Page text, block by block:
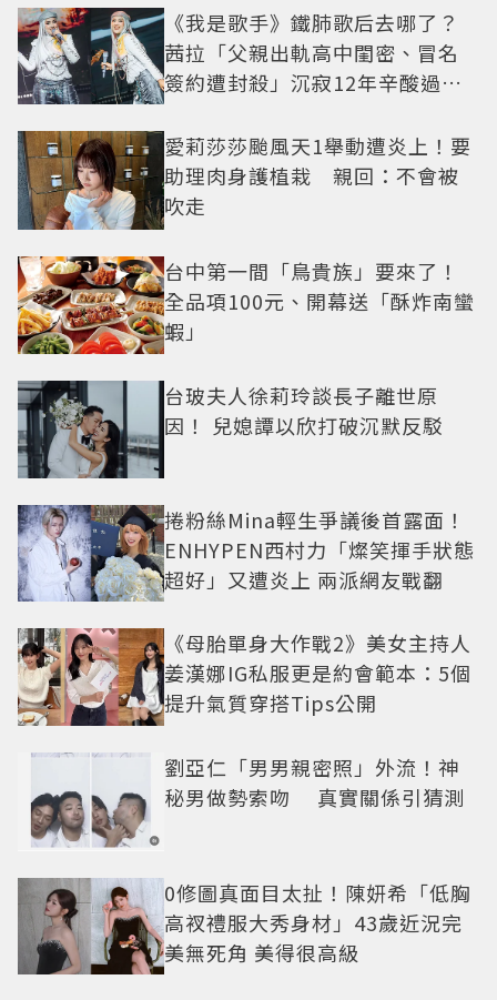
《我是歌手》鐵肺歌后去哪了？
茜拉「父親出軌高中閨密、冒名
簽約遭封殺」沉寂12年辛酸過往
愛莉莎莎颱風天1舉動遭炎上！要
助理肉身護植栽 親回：不會被
吹走
台中第一間「鳥貴族」要來了！
全品項100元、開幕送「酥炸南蠻
蝦」
台玻夫人徐莉玲談長子離世原
因！ 兒媳譚以欣打破沉默反駁
捲粉絲Mina輕生爭議後首露面！
ENHYPEN西村力「燦笑揮手狀態
超好」又遭炎上 兩派網友戰翻
《母胎單身大作戰2》美女主持人
姜漢娜IG私服更是約會範本：5個
提升氣質穿搭Tips公開
劉亞仁「男男親密照」外流！神
秘男做勢索吻 真實關係引猜測
0修圖真面目太扯！陳妍希「低胸
高衩禮服大秀身材」43歲近況完
美無死角 美得很高級